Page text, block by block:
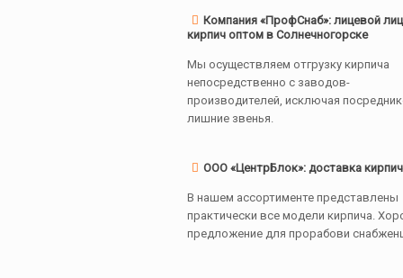
Компания «ПрофСнаб»: лицевой
кирпич оптом в Солнечногорске
Мы осуществляем отгрузку кирпича
непосредственно с заводов-
производителей, исключая
лишние звенья.
ООО «ЦентрБлок»: доставка
В нашем ассортименте представлены
практически все модели кирпича.
предложение для прорабови